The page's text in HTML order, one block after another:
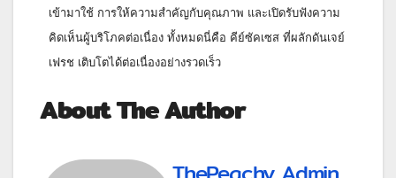
เข้ามาใช้ การให้ความสำคัญกับคุณภาพ และเปิดรับฟังความ
คิดเห็นผู้บริโภคต่อเนื่อง ทั้งหมดนี่คือ คีย์ซัคเซส ที่ผลักดันเจย์
เฟรช เติบโตได้ต่อเนื่องอย่างรวดเร็ว
About The Author